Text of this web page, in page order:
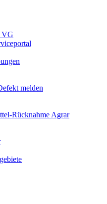
VG
melden
Rücknahme Agrar